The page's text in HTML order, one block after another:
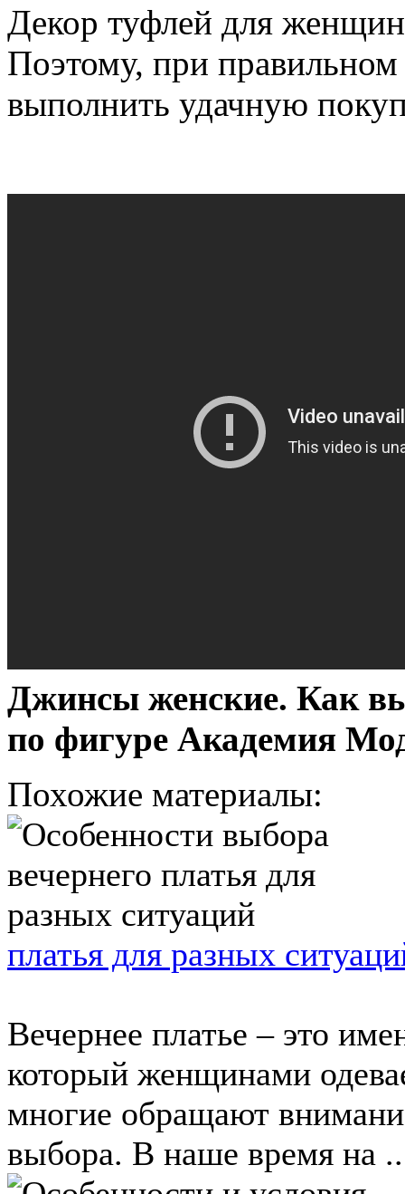
Декор туфлей для
Поэтому, при
выполнить удачную
Джинсы женские.
по фигуре Академия
Похожие материалы:
платья для разных
Вечернее платье – это
который женщинами
многие обращают
выбора. В наше время на